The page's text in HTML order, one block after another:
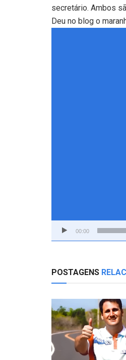
secretário. Ambos
Deu no blog o
00:00
POSTAGENS